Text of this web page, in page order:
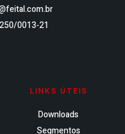
0013-21
LINKS ÚTEIS
Downloads
Segmentos